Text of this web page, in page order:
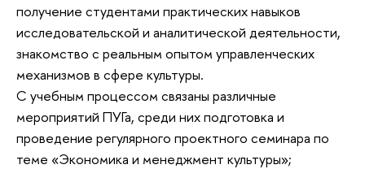
получение студентами практических навыков
исследовательской и аналитической деятельности,
знакомство с реальным опытом управленческих
механизмов в сфере культуры.
С учебным процессом связаны различные
мероприятий ПУГа, среди них подготовка и
проведение регулярного проектного семинара по
теме «Экономика и менеджмент культуры»;